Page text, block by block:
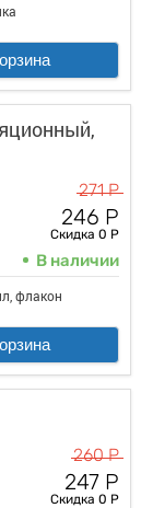
271 Р
246 Р
Скидка 0 Р
В наличии
флакон
260 Р
247 Р
Скидка 0 Р